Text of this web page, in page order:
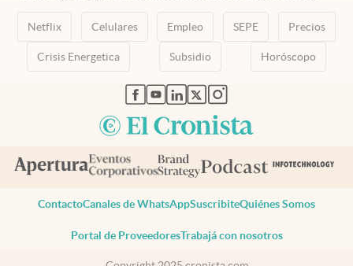
Netflix Celulares Empleo SEPE Precios
Crisis Energetica Subsidio Horóscopo
abre en nueva pestaña
abre en nueva pestaña
abre en nueva pestaña
abre en nueva pestaña
abre en nueva pestaña
ContactoCanales de WhatsAppSuscribiteQuiénes Somos
Portal de ProveedoresTrabajá con nosotros